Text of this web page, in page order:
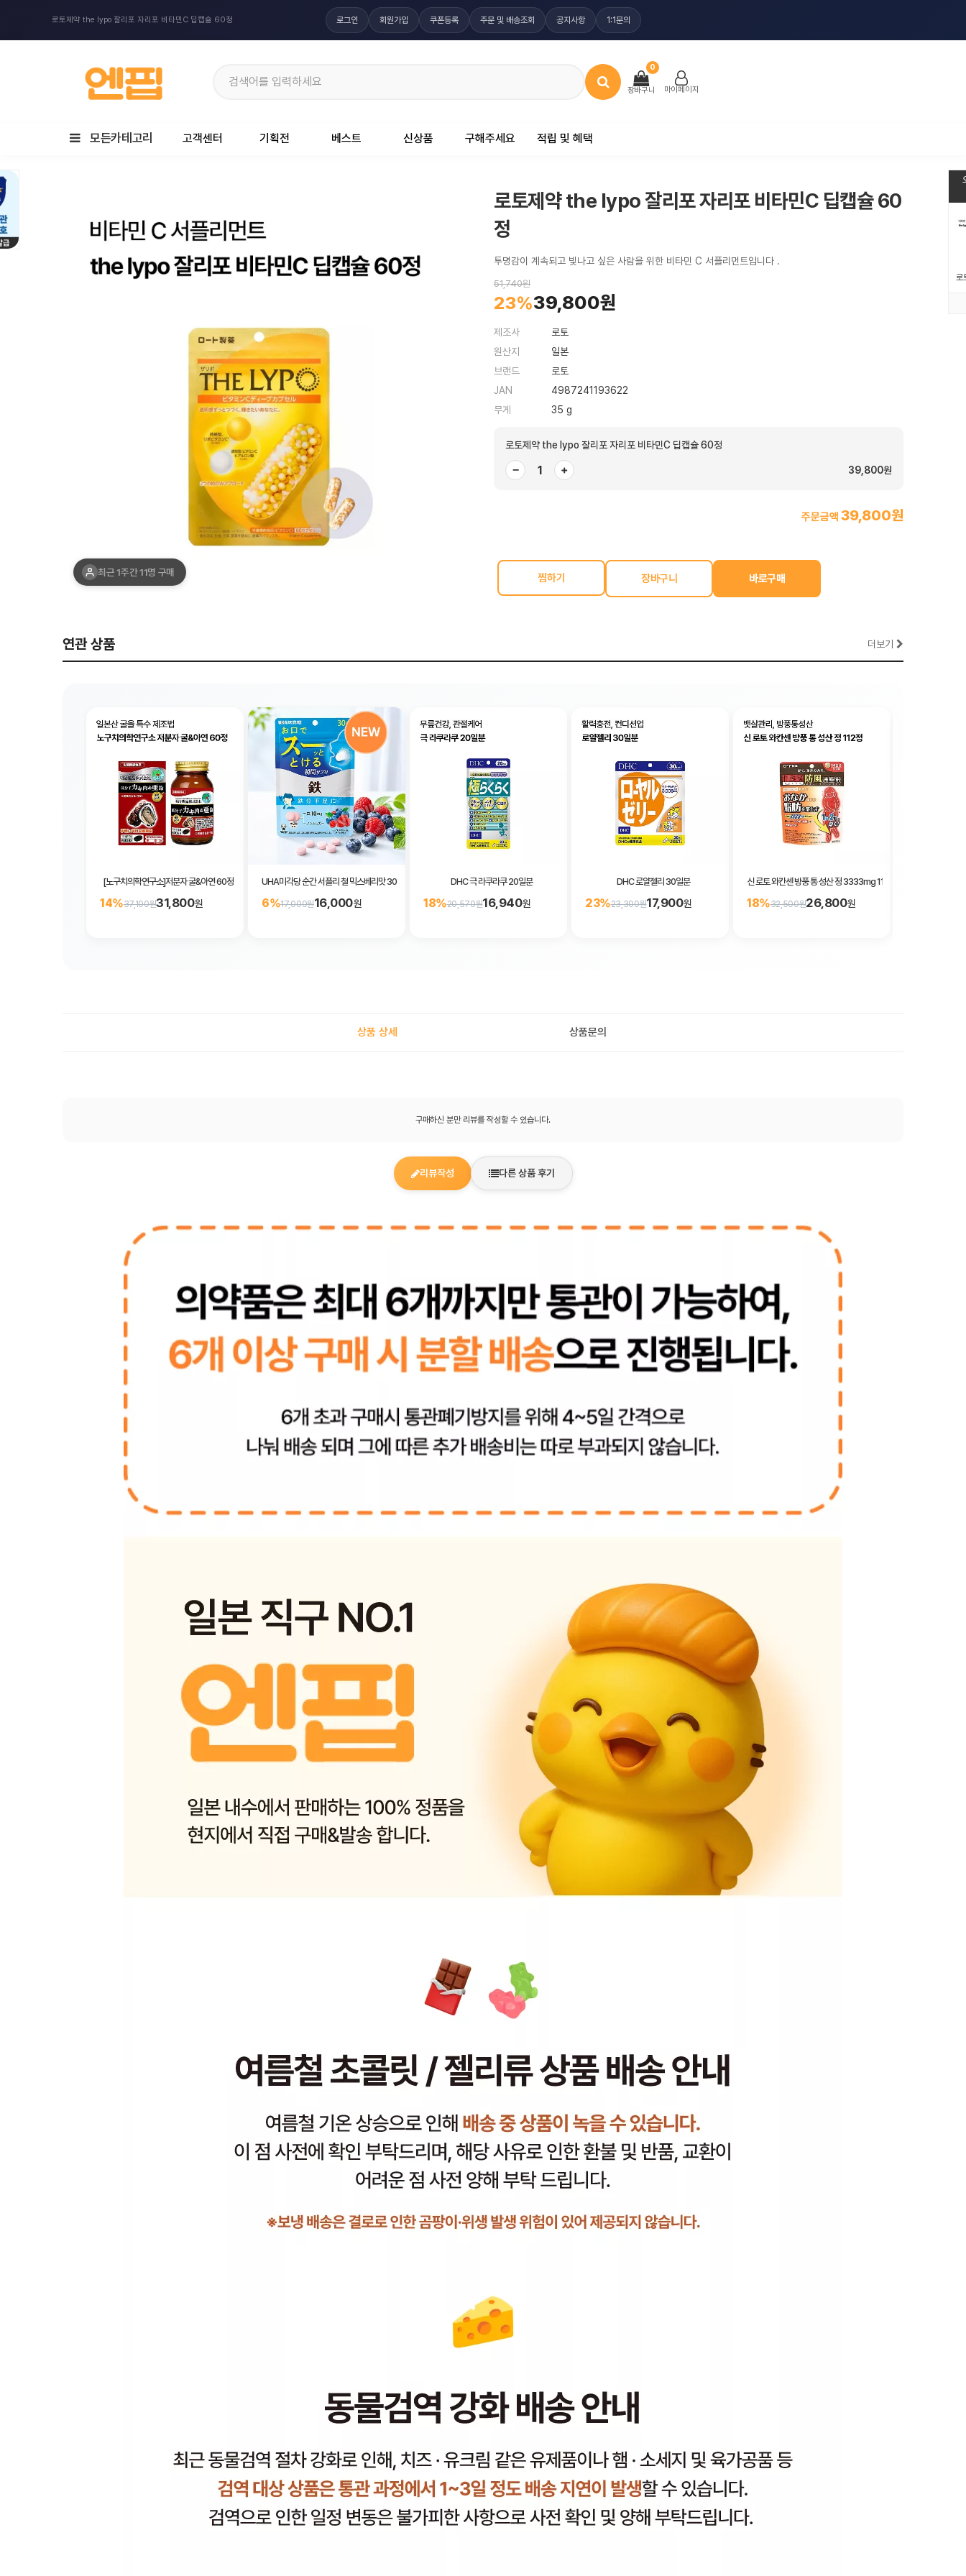
로토제약 the lypo 잘리포 자리포 비타민C 딥캡슐 60정 로그인 회원가입 쿠폰등록 주문 및 배송조회 공지사항 1:1문의
장바구니
0
마이페이지
모든카테고리 고객센터 기획전 베스트 신상품 구해주세요 적립 및 혜택
로
최근 1주간 11명 구매
로토제약 the lypo 잘리포 자리포 비타민C 딥캡슐 60
정
투명감이 계속되고 빛나고 싶은 사람을 위한 비타민 C 서플리먼트입니다 .
51,740원
23%39,800원
제조사
로토
원산지
일본
브랜드
로토
JAN
4987241193622
무게
35 g
로토제약 the lypo 잘리포 자리포 비타민C 딥캡슐 60정
− + 39,800원
주문금액 39,800원
찜하기
연관 상품 더보기
[노구치의학연구소]저분자 굴&아연 60정
14%37,100원31,800원
UHA미각당 순간 서플리 철 믹스베리맛 30일분 60알
6%17,000원16,000원
DHC 극 라쿠라쿠 20일분
18%20,570원16,940원
DHC 로얄젤리 30일분
23%23,300원17,900원
신 로토 와칸센 방풍 통 성산 정 3333mg 112정
18%32,500원26,800원
상품 상세 상품문의
구매하신 분만 리뷰를 작성할 수 있습니다.
리뷰작성 다른 상품 후기